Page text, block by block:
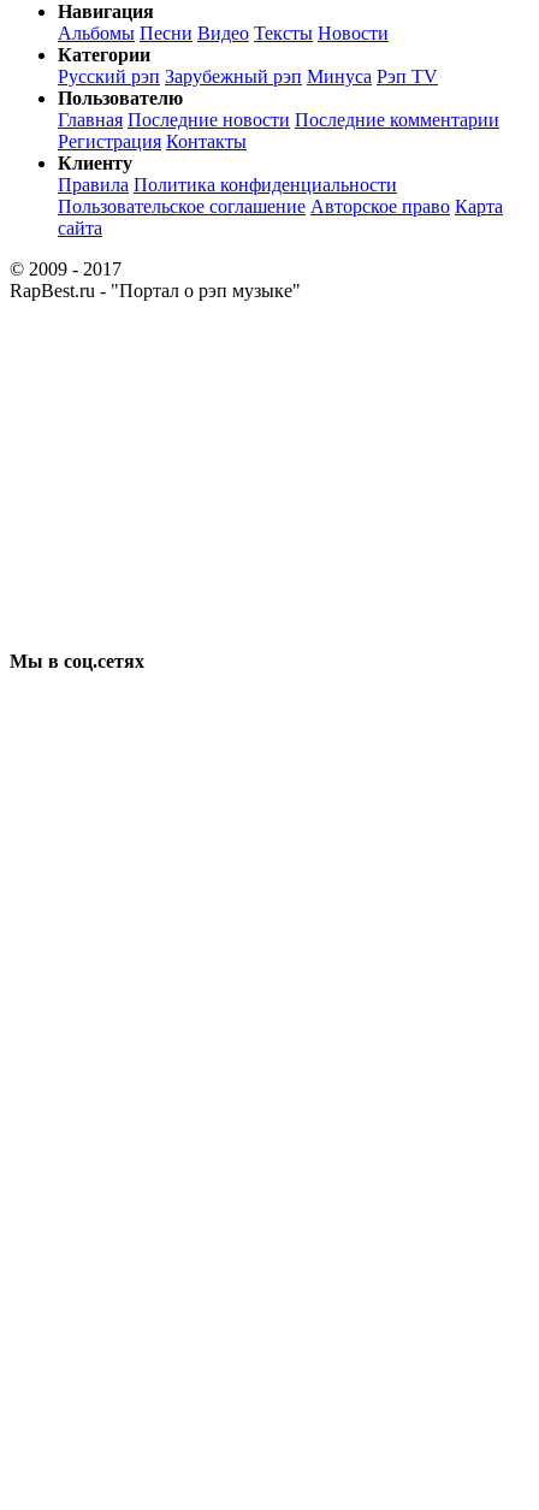
Навигация
Альбомы Песни Видео Тексты Новости
Категории
Русский рэп Зарубежный рэп Минуса Рэп TV
Пользователю
Главная Последние новости Последние комментарии
Регистрация Контакты
Клиенту
Правила Политика конфиденциальности
Пользовательское соглашение Авторское право Карта
сайта
© 2009 - 2017
RapBest.ru - "Портал о рэп музыке"
Мы в соц.сетях